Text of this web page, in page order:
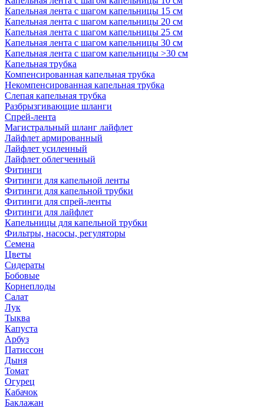
Капельная лента с шагом капельницы 15 см
Капельная лента с шагом капельницы 20 см
Капельная лента с шагом капельницы 25 см
Капельная лента с шагом капельницы 30 см
Капельная лента с шагом капельницы >30 см
Капельная трубка
Компенсированная капельная трубка
Некомпенсированная капельная трубка
Слепая капельная трубка
Разбрызгивающие шланги
Спрей-лента
Магистральный шланг лайфлет
Лайфлет армированный
Лайфлет усиленный
Лайфлет облегченный
Фитинги
Фитинги для капельной ленты
Фитинги для капельной трубки
Фитинги для спрей-ленты
Фитинги для лайфлет
Капельницы для капельной трубки
Фильтры, насосы, регуляторы
Семена
Цветы
Сидераты
Бобовые
Корнеплоды
Салат
Лук
Тыква
Капуста
Арбуз
Патиссон
Дыня
Томат
Огурец
Кабачок
Баклажан